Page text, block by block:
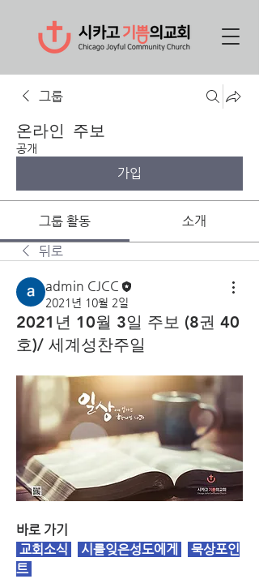
그룹
온라인 주보
공개
가입
그룹 활동
소개
뒤로
admin CJCC
2021년 10월 2일
2021년 10월 3일 주보 (8권 40
호)/ 세계성찬주일
바로 가기
교회소식
시를잊은성도에게
묵상포인
트